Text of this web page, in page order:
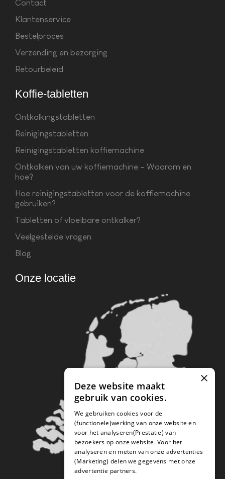
Contact
Klantenservice
Bestelproces
Verzending en bezorging
Retourbeleid
Koffie-tabletten
Ontkalkingstabletten
Reinigingstabletten
Reinigingstabletten koffiemachine
Ontkalken van uw koffiemachine – Waarom en
hoe?
Hoe reinigingstabletten voor de koffiemachine
gebruiken?
Tabletten of vloeibare ontkalker?
Veelgestelde vragen
Blog
Onze locatie
×
Deze website maakt
gebruik van cookies.
We gebruiken cookies voor de
(functionele)werking van onze website en
voor het analyseren(Prestatie) van
bezoekers op onze website. Voor het
analyseren en meten van onze advertenties
(Marketing) delen we gegevens met onze
advertentie partners.